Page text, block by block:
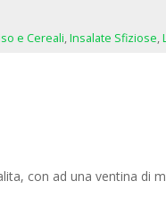
e Cereali,Insalate Sfiziose,
con ad una ventina di